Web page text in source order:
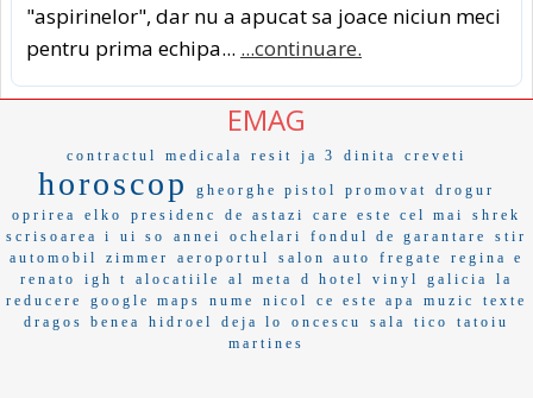
"aspirinelor", dar nu a apucat sa joace niciun meci
pentru prima echipa... ...continuare.
EMAG
contractul medicala resit ja 3 dinita creveti
horoscop gheorghe pistol promovat
drogur
oprirea
elko presidenc de astazi care este cel mai
shrek
scrisoarea i
ui so annei ochelari fondul de garantare
stir
automobil
zimmer aeroportul salon auto fregate
regina e
renato
igh t alocatiile al meta d hotel vinyl galicia
la
reducere
google maps nume nicol ce este apa muzic
texte
dragos benea
hidroel deja lo oncescu sala tico
tatoiu
martines